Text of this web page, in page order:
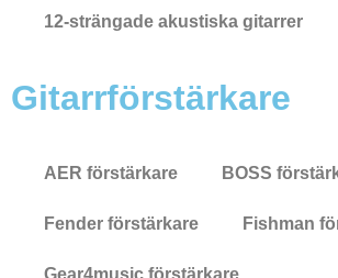
12-strängade akustiska gitarrer
Gitarrförstärkare
AER förstärkare BOSS
Fender förstärkare Fishman
Gear4music förstärkare